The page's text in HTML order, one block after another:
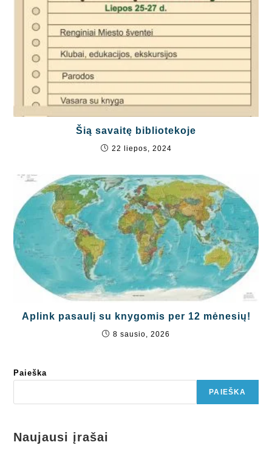
Šią savaitę bibliotekoje
22 liepos, 2024
Aplink pasaulį su knygomis per 12 mėnesių!
8 sausio, 2026
Paieška
PAIEŠKA
Naujausi įrašai